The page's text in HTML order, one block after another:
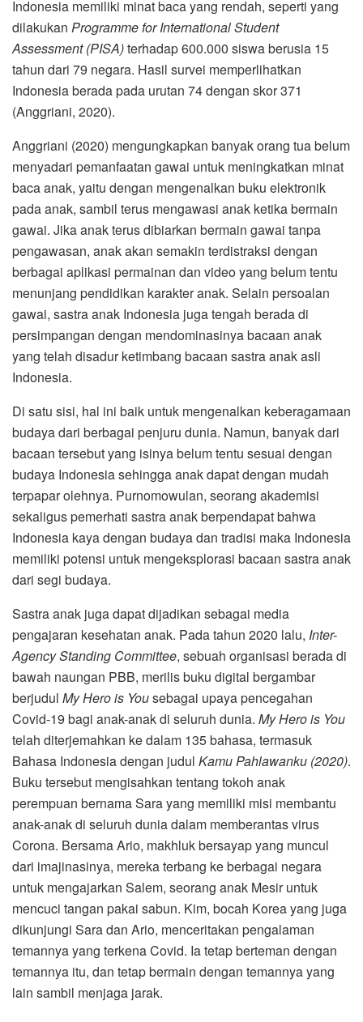
Indonesia memiliki minat baca yang rendah, seperti yang
dilakukan Programme for International Student
Assessment (PISA)terhadap 600.000 siswa berusia 15
tahun dari 79 negara. Hasil survei memperlihatkan
Indonesia berada pada urutan 74 dengan skor 371
(Anggriani, 2020).
Anggriani (2020) mengungkapkan banyak orang tua belum
menyadari pemanfaatan gawai untuk meningkatkan minat
baca anak, yaitu dengan mengenalkan buku elektronik
pada anak, sambil terus mengawasi anak ketika bermain
gawai. Jika anak terus dibiarkan bermain gawai tanpa
pengawasan, anak akan semakin terdistraksi dengan
berbagai aplikasi permainan dan video yang belum tentu
menunjang pendidikan karakter anak. Selain persoalan
gawai, sastra anak Indonesia juga tengah berada di
persimpangan dengan mendominasinya bacaan anak
yang telah disadur ketimbang bacaan sastra anak asli
Indonesia.
Di satu sisi, hal ini baik untuk mengenalkan keberagamaan
budaya dari berbagai penjuru dunia. Namun, banyak dari
bacaan tersebut yang isinya belum tentu sesuai dengan
budaya Indonesia sehingga anak dapat dengan mudah
terpapar olehnya. Purnomowulan, seorang akademisi
sekaligus pemerhati sastra anak berpendapat bahwa
Indonesia kaya dengan budaya dan tradisi maka Indonesia
memiliki potensi untuk mengeksplorasi bacaan sastra anak
dari segi budaya.
Sastra anak juga dapat dijadikan sebagai media
pengajaran kesehatan anak. Pada tahun 2020 lalu, Inter-
Agency Standing Committee, sebuah organisasi berada di
bawah naungan PBB, merilis buku digital bergambar
berjudul My Hero is Yousebagai upaya pencegahan
Covid-19 bagi anak-anak di seluruh dunia. My Hero is You
telah diterjemahkan ke dalam 135 bahasa, termasuk
Bahasa Indonesia dengan judul Kamu Pahlawanku (2020).
Buku tersebut mengisahkan tentang tokoh anak
perempuan bernama Sara yang memiliki misi membantu
anak-anak di seluruh dunia dalam memberantas virus
Corona. Bersama Ario, makhluk bersayap yang muncul
dari imajinasinya, mereka terbang ke berbagai negara
untuk mengajarkan Salem, seorang anak Mesir untuk
mencuci tangan pakai sabun. Kim, bocah Korea yang juga
dikunjungi Sara dan Ario, menceritakan pengalaman
temannya yang terkena Covid. Ia tetap berteman dengan
temannya itu, dan tetap bermain dengan temannya yang
lain sambil menjaga jarak.